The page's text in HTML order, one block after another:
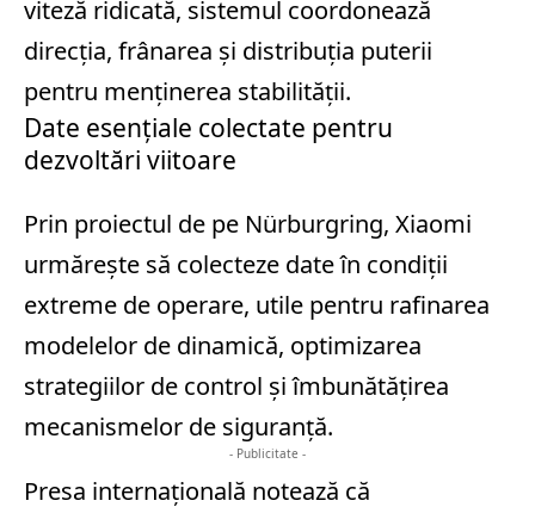
viteză ridicată, sistemul coordonează
direcția, frânarea și distribuția puterii
pentru menținerea stabilității.
Date esențiale colectate pentru
dezvoltări viitoare
Prin proiectul de pe Nürburgring, Xiaomi
urmărește să colecteze date în condiții
extreme de operare, utile pentru rafinarea
modelelor de dinamică, optimizarea
strategiilor de control și îmbunătățirea
mecanismelor de siguranță.
- Publicitate -
Presa internațională notează că